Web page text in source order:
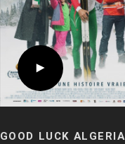
GOOD LUCK ALGERIA